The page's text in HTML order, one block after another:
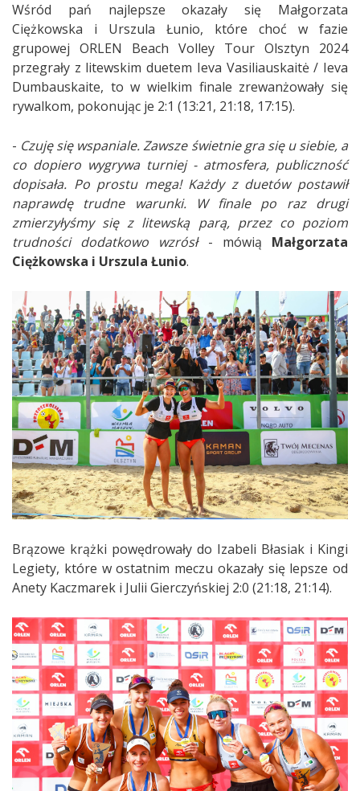
Wśród pań najlepsze okazały się Małgorzata
Ciężkowska i Urszula Łunio, które choć w fazie
grupowej ORLEN Beach Volley Tour Olsztyn 2024
przegrały z litewskim duetem Ieva Vasiliauskaitė / Ieva
Dumbauskaite, to w wielkim finale zrewanżowały się
rywalkom, pokonując je 2:1 (13:21, 21:18, 17:15).
- Czuję się wspaniale. Zawsze świetnie gra się u siebie, a
co dopiero wygrywa turniej - atmosfera, publiczność
dopisała. Po prostu mega! Każdy z duetów postawił
naprawdę trudne warunki. W finale po raz drugi
zmierzyłyśmy się z litewską parą, przez co poziom
trudności dodatkowo wzrósł - mówią Małgorzata
Ciężkowska i Urszula Łunio.
Brązowe krążki powędrowały do Izabeli Błasiak i Kingi
Legiety, które w ostatnim meczu okazały się lepsze od
Anety Kaczmarek i Julii Gierczyńskiej 2:0 (21:18, 21:14).